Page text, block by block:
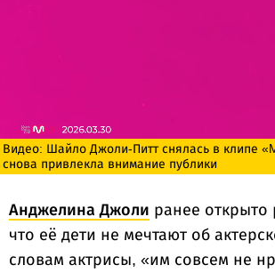
Видео: Шайло Джоли-Питт снялась в клипе
снова привлекла внимание публики
Анджелина Джоли ранее открыто
что её дети не мечтают об
словам актрисы, «им совсем не